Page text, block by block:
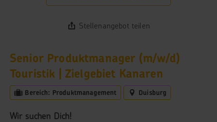
Stellenangebot teilen
Senior Produktmanager (m/w/d)
Touristik | Zielgebiet Kanaren
Bereich: Produktmanagement Duisburg
Wir suchen Dich!